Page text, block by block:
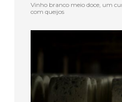
Vinho branco meio doce, um
com queijos